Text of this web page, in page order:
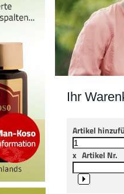
Ihr
Artikel
x Artikel Nr.